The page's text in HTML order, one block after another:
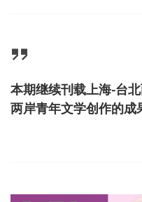
本期继续刊载上海-台
两岸青年文学创作的成